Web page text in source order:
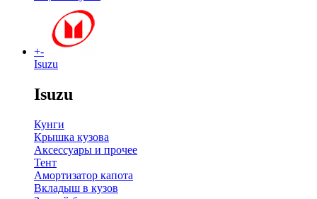
+-
Isuzu
Isuzu
Кунги
Крышка кузова
Аксессуары и прочее
Тент
Амортизатор капота
Вкладыш в кузов